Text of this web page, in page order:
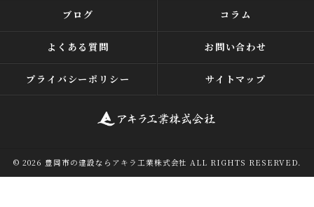
ブログ コラム
よくある質問 お問い合わせ
プライバシーポリシー サイトマップ
© 2026 豊岡市の建設ならアキラ工業株式会社 ALL RIGHTS RESERVED.